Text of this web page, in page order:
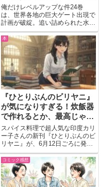
重要巻
俺だけレベルアップな件24巻
は、世界各地の巨大ゲート出現で
計画が破綻。追い詰められた水篠
が反撃へ動き出す。
DUBU×Chugongが描く超人気ク
エスト第24巻。
本
『ひとりぶんのビリヤニ』
が気になりすぎる！炊飯器
で作れるとか、最高じゃ
ん？
スパイス料理で超人気な印度カリ
ー子さんの新刊『ひとりぶんのビ
リヤニ』が、6月12日ごろに発売
されるらしくて、めっちゃ気にな
ってる。ビリヤニっておしゃれだ
けど難しそうなイメージあるじゃ
ん？でもこの本、炊飯器とかフラ
イパン、日本のお米でも作れる...
コミック感想